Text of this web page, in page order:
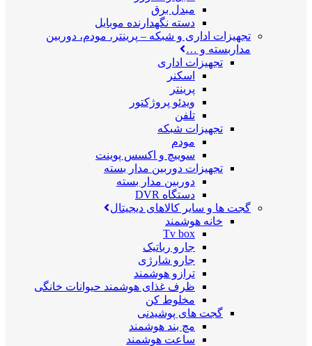
مبدل برق
دسته نگهدارنده موبایل
تجهیزات اداری و شبکه – پرینتر، مودم، دوربین
مداربسته و …
تجهیزات اداری
اسکنر
پرینتر
ویدئو پروژکتور
تلفن
تجهیزات شبکه
مودم
سوییچ و اکسس پوینت
تجهیزات دوربین مدار بسته
دوربین مدار بسته
دستگاه DVR
گجت ها و سایر کالاهای دیجیتال
خانه هوشمند
Tv box
جارو رباتیک
جارو شارژی
ترازو هوشمند
ظرف غذای هوشمند حیوانات خانگی
مخلوط کن
گجت های پوشیدنی
مچ بند هوشمند
ساعت هوشمند